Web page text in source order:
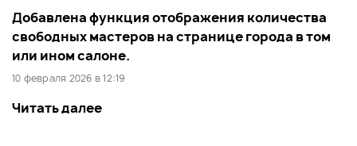
Добавлена функция отображения количества
свободных мастеров на странице города в том
или ином салоне.
10 февраля 2026 в 12:19
Читать далее